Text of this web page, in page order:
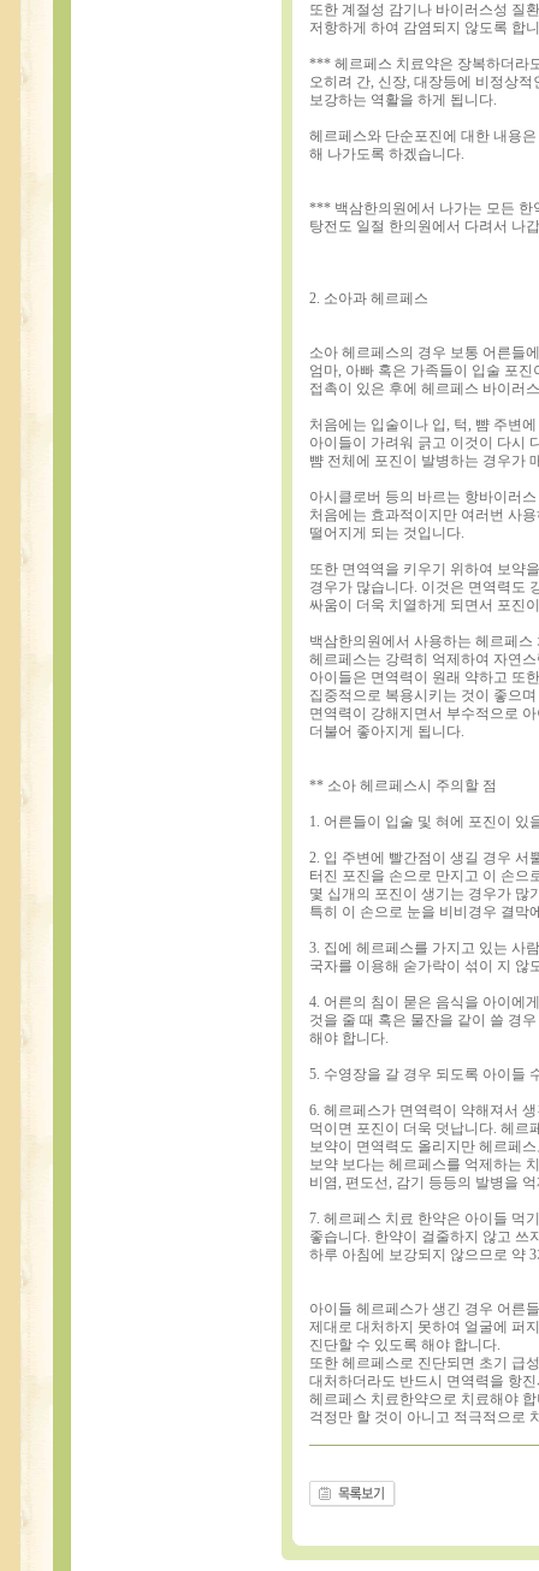
또한 계절성 감기나 바이러스성 질
저항하게 하여 감염되지 않도록 합
*** 헤르페스 치료약은 장복하더라
오히려 간, 신장, 대장등에 비정상
보강하는 역활을 하게 됩니다.
헤르페스와 단순포진에 대한 내용
해 나가도록 하겠습니다.
*** 백삼한의원에서 나가는 모든 한
탕전도 일절 한의원에서 다려서 나
2. 소아과 헤르페스
소아 헤르페스의 경우 보통 어른들
엄마, 아빠 혹은 가족들이 입술 포
접촉이 있은 후에 헤르페스 바이러
처음에는 입술이나 입, 턱, 뺨 주변
아이들이 가려워 긁고 이것이 다시
뺨 전체에 포진이 발병하는 경우가
아시클로버 등의 바르는 항바이러
처음에는 효과적이지만 여러번 사
떨어지게 되는 것입니다.
또한 면역역을 키우기 위하여 보약
경우가 많습니다. 이것은 면역력도
싸움이 더욱 치열하게 되면서 포진
백삼한의원에서 사용하는 헤르페
헤르페스는 강력히 억제하여 자연
아이들은 면역력이 원래 약하고 또
집중적으로 복용시키는 것이 좋으
면역력이 강해지면서 부수적으로
더불어 좋아지게 됩니다.
** 소아 헤르페스시 주의할 점
1. 어른들이 입술 및 혀에 포진이 있
2. 입 주변에 빨간점이 생길 경우 서
터진 포진을 손으로 만지고 이 손으
몇 십개의 포진이 생기는 경우가 많
특히 이 손으로 눈을 비비경우 결막
3. 집에 헤르페스를 가지고 있는 사
국자를 이용해 숟가락이 섞이 지 않
4. 어른의 침이 묻은 음식을 아이에
것을 줄 때 혹은 물잔을 같이 쓸 경
해야 합니다.
5. 수영장을 갈 경우 되도록 아이들
6. 헤르페스가 면역력이 약해져서
먹이면 포진이 더욱 덧납니다. 헤르
보약이 면역력도 올리지만 헤르페
보약 보다는 헤르페스를 억제하는
비염, 편도선, 감기 등등의 발병을
7. 헤르페스 치료 한약은 아이들 먹
좋습니다. 한약이 걸줄하지 않고 쓰
하루 아침에 보강되지 않으므로 약
아이들 헤르페스가 생긴 경우 어른
제대로 대처하지 못하여 얼굴에 퍼
진단할 수 있도록 해야 합니다.
또한 헤르페스로 진단되면 초기 급
대처하더라도 반드시 면역력을 항
헤르페스 치료한약으로 치료해야
걱정만 할 것이 아니고 적극적으로